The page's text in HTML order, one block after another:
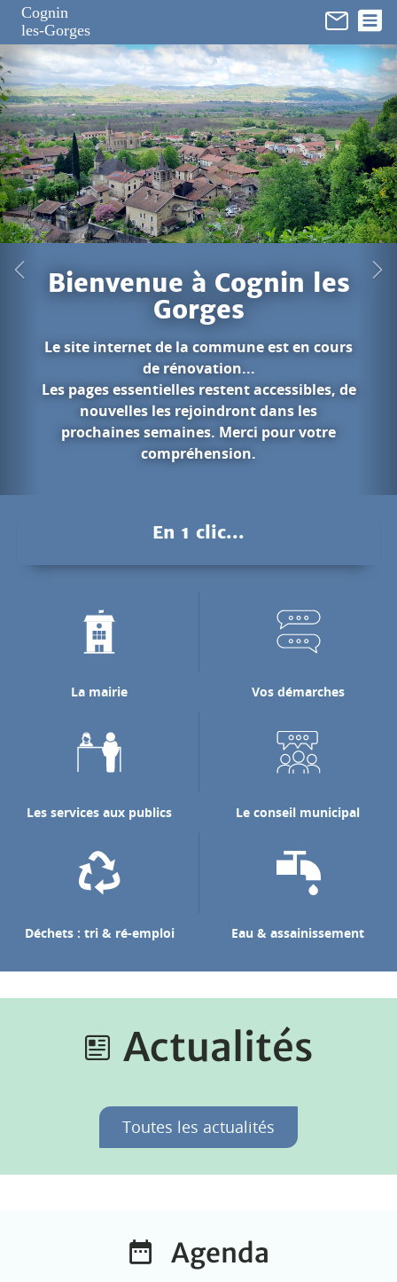
Cognin
les-Gorges
les
est en cours
de
pour votre
Les gorges
pour rejoindre la rivière de
En 1 clic...
La mairie Vos démarches
Les services aux publics Le conseil municipal
Déchets : tri & ré-emploi Eau & assainissement
Actualités
Toutes les actualités
Agenda
Panneau de gestion des cookies